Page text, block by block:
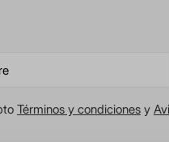
Términos y condicionesy